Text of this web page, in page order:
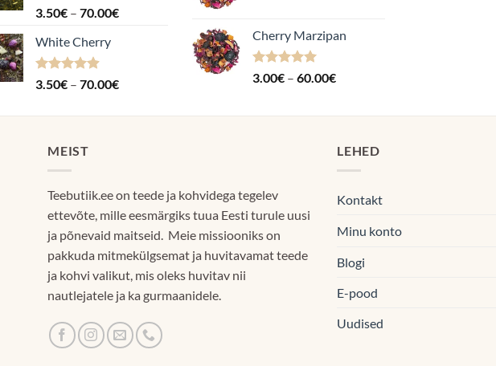
Hinnanguga
3.50€ – 70.00€Hinnavahemik:
White Cherry
Hinnanguga
3.50€ – 70.00€Hinnavahemik:
kuni
60.00€
Cherry Marzipan
Hinnanguga
3.00€ – 60.00€Hinnavahemik:
MEIST
Teebutiik.ee on teede ja kohvidega tegelev
ettevõte, mille eesmärgiks tuua Eesti turule uusi
ja põnevaid maitseid. Meie missiooniks on
pakkuda mitmekülgsemat ja huvitavamat teede
ja kohvi valikut, mis oleks huvitav nii
nautlejatele ja ka gurmaanidele.
LEHED
Kontakt
Minu konto
Blogi
E-pood
Uudised